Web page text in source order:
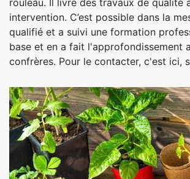
intervention. C’est possible dans la
qualifié et a suivi une formation
base et en a fait l'approfondissement
confrères. Pour le contacter, c'est ici,